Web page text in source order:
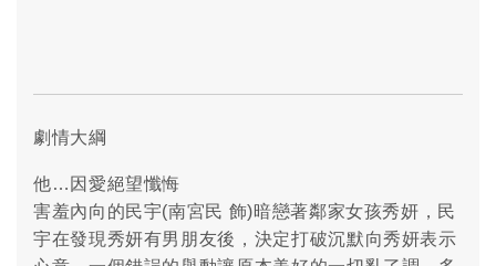
劇情大綱
他…因愛絕望懺悔
害羞內向的民宇(南宮民 飾)暗戀著鄰家女孩秀妍，民
宇在發現秀妍有男朋友後，決定打破沉默向秀妍表示